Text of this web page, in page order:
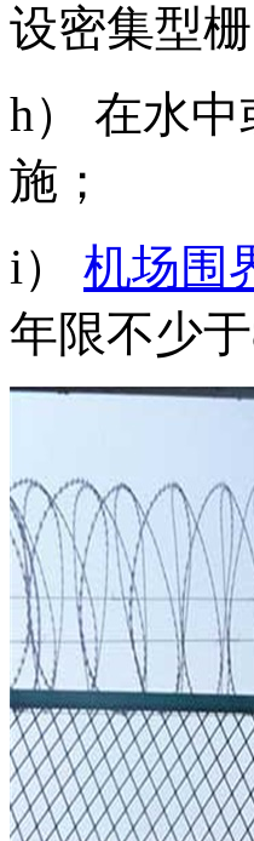
设密集型栅
h） 在水
施；
i） 机场围
年限不少于